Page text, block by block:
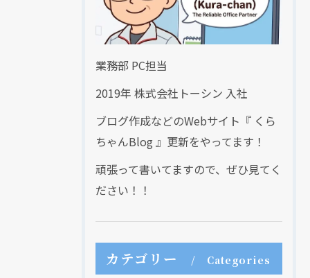
業務部 PC担当
2019年 株式会社トーシン 入社
ブログ作成などのWebサイト『 くら
ちゃんBlog 』更新をやってます！
頑張って書いてますので、ぜひ見てく
ださい！！
カテゴリー Categories